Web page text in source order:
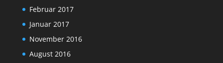
Februar 2017
Januar 2017
November 2016
August 2016